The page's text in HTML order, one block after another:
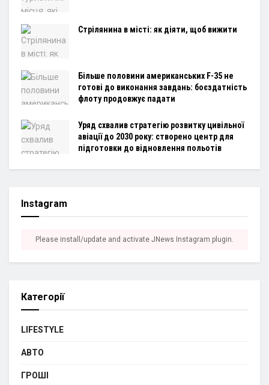
Стрілянина в місті: як діяти, щоб вижити
Більше половини американських F-35 не
готові до виконання завдань: боєздатність
флоту продовжує падати
Уряд схвалив стратегію розвитку цивільної
авіації до 2030 року: створено центр для
підготовки до відновлення польотів
Instagram
Please install/update and activate JNews Instagram plugin.
Категорії
LIFESTYLE
АВТО
ГРОШІ